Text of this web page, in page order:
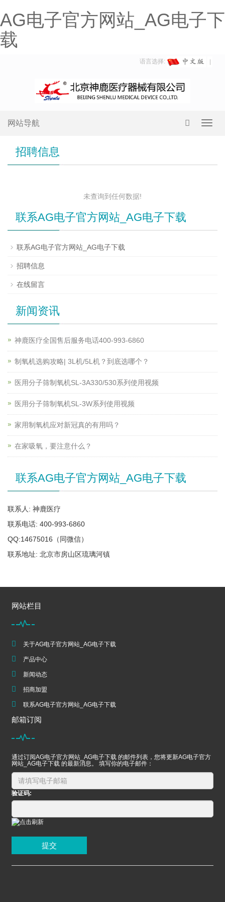
AG电子官方网站_AG电子下
载
语言选择:
网站导航
招聘信息
未查询到任何数据!
联系AG电子官方网站_AG电子下载
联系AG电子官方网站_AG电子下载
招聘信息
在线留言
新闻资讯
神鹿医疗全国售后服务电话400-993-6860
制氧机选购攻略| 3L机/5L机？到底选哪个？
医用分子筛制氧机SL-3A330/530系列使用视频
医用分子筛制氧机SL-3W系列使用视频
家用制氧机应对新冠真的有用吗？
在家吸氧，要注意什么？
联系AG电子官方网站_AG电子下载
联系人: 神鹿医疗
联系电话: 400-993-6860
QQ:14675016（同微信）
联系地址: 北京市房山区琉璃河镇
网站栏目
关于AG电子官方网站_AG电子下载
产品中心
新闻动态
招商加盟
联系AG电子官方网站_AG电子下载
邮箱订阅
通过订阅AG电子官方网站_AG电子下载 的邮件列表，您将更新AG电子官方
网站_AG电子下载 的最新消息。 填写你的电子邮件：
验证码:
提交